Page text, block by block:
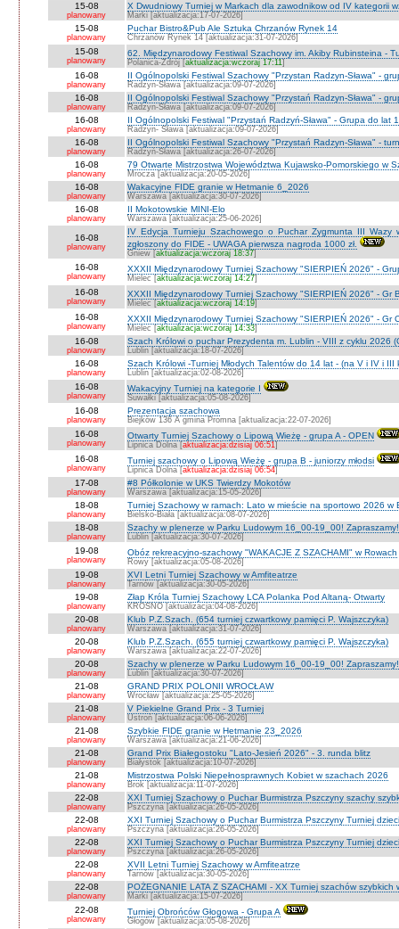
15-08
planowany
X Dwudniowy Turniej w Markach dla zawodnikow od IV kategorii
Marki [aktualizacja:17-07-2026]
15-08
planowany
Puchar Bistro&Pub Ale Sztuka Chrzanów Rynek 14
Chrzanów Rynek 14 [aktualizacja:31-07-2026]
15-08
planowany
62. Międzynarodowy Festiwal Szachowy im. Akiby Rubinsteina -
Polanica-Zdrój [aktualizacja:wczoraj 17:11]
16-08
planowany
II Ogólnopolski Festiwal Szachowy "Przystan Radzyn-Sława" -
Radzyn-Sława [aktualizacja:09-07-2026]
16-08
planowany
II Ogólnopolski Festiwal Szachowy "Przystań Radzyn-Sława" -
Radzyn-Sława [aktualizacja:09-07-2026]
16-08
planowany
II Ogólnopolski Festiwal "Przystań Radzyń-Sława" - Grupa do lat
Radzyn- Sława [aktualizacja:09-07-2026]
16-08
planowany
II Ogólnopolski Festiwal Szachowy "Przystań Radzyn-Sława" -
Radzyń-Sława [aktualizacja:26-07-2026]
16-08
planowany
79 Otwarte Mistrzostwa Województwa Kujawsko-Pomorskiego w
Mrocza [aktualizacja:20-05-2026]
16-08
planowany
Wakacyjne FIDE granie w Hetmanie 6_2026
Warszawa [aktualizacja:30-07-2026]
16-08
planowany
II Mokotowskie MINI-Elo
Warszawa [aktualizacja:25-06-2026]
16-08
planowany
IV Edycja Turnieju Szachowego o Puchar Zygmunta III Wazy
zgłoszony do FIDE - UWAGA pierwsza nagroda 1000 zł.
Gniew [aktualizacja:wczoraj 18:37]
16-08
planowany
XXXII Międzynarodowy Turniej Szachowy "SIERPIEŃ 2026" -
Mielec [aktualizacja:wczoraj 14:27]
16-08
planowany
XXXII Międzynarodowy Turniej Szachowy "SIERPIEŃ 2026" - Gr
Mielec [aktualizacja:wczoraj 14:19]
16-08
planowany
XXXII Międzynarodowy Turniej Szachowy "SIERPIEŃ 2026" - Gr
Mielec [aktualizacja:wczoraj 14:33]
16-08
planowany
Szach Królowi o puchar Prezydenta m. Lublin - VIII z cyklu 2026
Lublin [aktualizacja:18-07-2026]
16-08
planowany
Szach Królowi -Turniej Młodych Talentów do 14 lat - (na V i IV i III
Lublin [aktualizacja:02-08-2026]
16-08
planowany
Wakacyjny Turniej na kategorie I
Suwałki [aktualizacja:05-08-2026]
16-08
planowany
Prezentacja szachowa
Biejków 136 A gmina Promna [aktualizacja:22-07-2026]
16-08
planowany
Otwarty Turniej Szachowy o Lipową Wieżę - grupa A - OPEN
Lipnica Dolna [aktualizacja:dzisiaj 06:51]
16-08
planowany
Turniej szachowy o Lipową Wieżę - grupa B - juniorzy młodsi
Lipnica Dolna [aktualizacja:dzisiaj 06:54]
17-08
planowany
#8 Półkolonie w UKS Twierdzy Mokotów
Warszawa [aktualizacja:15-05-2026]
18-08
planowany
Turniej Szachowy w ramach: Lato w mieście na sportowo 2026 w
Bielsko-Biała [aktualizacja:08-07-2026]
18-08
planowany
Szachy w plenerze w Parku Ludowym 16_00-19_00! Zapraszamy!
Lublin [aktualizacja:30-07-2026]
19-08
planowany
Obóz rekreacyjno-szachowy "WAKACJE Z SZACHAMI" w Rowach
Rowy [aktualizacja:05-08-2026]
19-08
planowany
XVI Letni Turniej Szachowy w Amfiteatrze
Tarnów [aktualizacja:30-05-2026]
19-08
planowany
Złap Króla Turniej Szachowy LCA Polanka Pod Altaną- Otwarty
KROSNO [aktualizacja:04-08-2026]
20-08
planowany
Klub P.Z.Szach. (654 turniej czwartkowy pamięci P. Wajszczyka)
Warszawa [aktualizacja:31-07-2026]
20-08
planowany
Klub P.Z.Szach. (655 turniej czwartkowy pamięci P. Wajszczyka)
Warszawa [aktualizacja:22-07-2026]
20-08
planowany
Szachy w plenerze w Parku Ludowym 16_00-19_00! Zapraszamy!
Lublin [aktualizacja:30-07-2026]
21-08
planowany
GRAND PRIX POLONII WROCŁAW
Wrocław [aktualizacja:25-05-2026]
21-08
planowany
V Piekielne Grand Prix - 3 Turniej
Ustroń [aktualizacja:06-06-2026]
21-08
planowany
Szybkie FIDE granie w Hetmanie 23_2026
Warszawa [aktualizacja:21-06-2026]
21-08
planowany
Grand Prix Białegostoku "Lato-Jesień 2026" - 3. runda blitz
Białystok [aktualizacja:10-07-2026]
21-08
planowany
Mistrzostwa Polski Niepełnosprawnych Kobiet w szachach 2026
Brok [aktualizacja:11-07-2026]
22-08
planowany
XXI Turniej Szachowy o Puchar Burmistrza Pszczyny szachy
Pszczyna [aktualizacja:26-05-2026]
22-08
planowany
XXI Turniej Szachowy o Puchar Burmistrza Pszczyny Turniej
Pszczyna [aktualizacja:26-05-2026]
22-08
planowany
XXI Turniej Szachowy o Puchar Burmistrza Pszczyny Turniej
Pszczyna [aktualizacja:26-05-2026]
22-08
planowany
XVII Letni Turniej Szachowy w Amfiteatrze
Tarnów [aktualizacja:30-05-2026]
22-08
planowany
POŻEGNANIE LATA Z SZACHAMI - XX Turniej szachów szybkich
Marki [aktualizacja:15-07-2026]
22-08
planowany
Turniej Obrońców Głogowa - Grupa A
Głogów [aktualizacja:05-08-2026]